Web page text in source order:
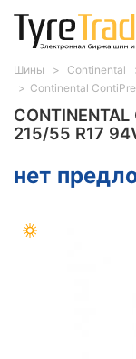
215/55 R17
нет
Шины Continental
Continental